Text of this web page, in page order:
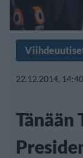
22.12.2014, 14:40
Tänään